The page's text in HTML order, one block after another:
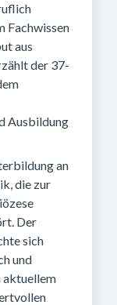
Fachwissen
aus
der 37-
Ausbildung
an
die zur
Der
sich
und
aktuellem